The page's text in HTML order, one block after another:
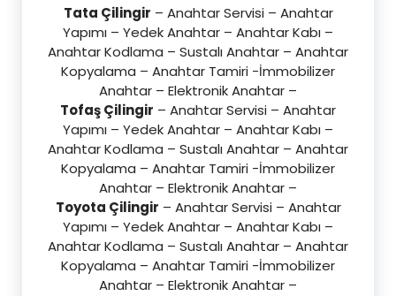
Tata Çilingir – Anahtar Servisi – Anahtar
Yapımı – Yedek Anahtar – Anahtar Kabı –
Anahtar Kodlama – Sustalı Anahtar – Anahtar
Kopyalama – Anahtar Tamiri -İmmobilizer
Anahtar – Elektronik Anahtar –
Tofaş Çilingir – Anahtar Servisi – Anahtar
Yapımı – Yedek Anahtar – Anahtar Kabı –
Anahtar Kodlama – Sustalı Anahtar – Anahtar
Kopyalama – Anahtar Tamiri -İmmobilizer
Anahtar – Elektronik Anahtar –
Toyota Çilingir – Anahtar Servisi – Anahtar
Yapımı – Yedek Anahtar – Anahtar Kabı –
Anahtar Kodlama – Sustalı Anahtar – Anahtar
Kopyalama – Anahtar Tamiri -İmmobilizer
Anahtar – Elektronik Anahtar –